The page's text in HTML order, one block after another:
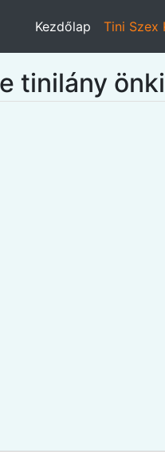
Kezdőlap Tini Szex
tinilány